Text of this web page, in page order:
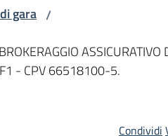
gara /
- CPV 66518100-5.
Condividi